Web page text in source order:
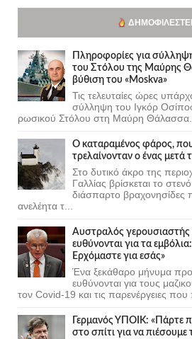
Πληροφορίες για
του Στόλου της Mαύρης
βύθιση του «Moskva»
Τις τελευταίες ώρες
σύλληψη του Ιγκόρ
ρωσικού Στόλου στη Μαύρη Θάλασσα.
Ο καταραμένος φάρος,
τρελαίνονταν ο ένας μετά
Στο δυτικό άκρο της
Γαλλίας βρίσκεται το
διάσπαρτο βραχονησίδες
ανελέητα τ...
Αυστραλός γερουσιαστής
ευθύνονται για τα
Ερχόμαστε για εσάς»
Ένα ξεκάθαρο μήνυμα
ευθύνονται για τους
τον Covid-19 και τις παρενέργειες που
Γερμανός ΥΠΟΙΚ: «Πάρτε
στο σπίτι για να πιέσουμε